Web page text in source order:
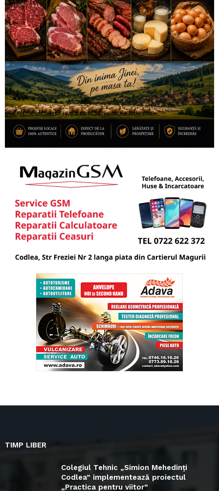
TIMP LIBER
Colegiul Tehnic „Simion Mehedinți
Codlea” implementează proiectul
„Practica pentru viitor”